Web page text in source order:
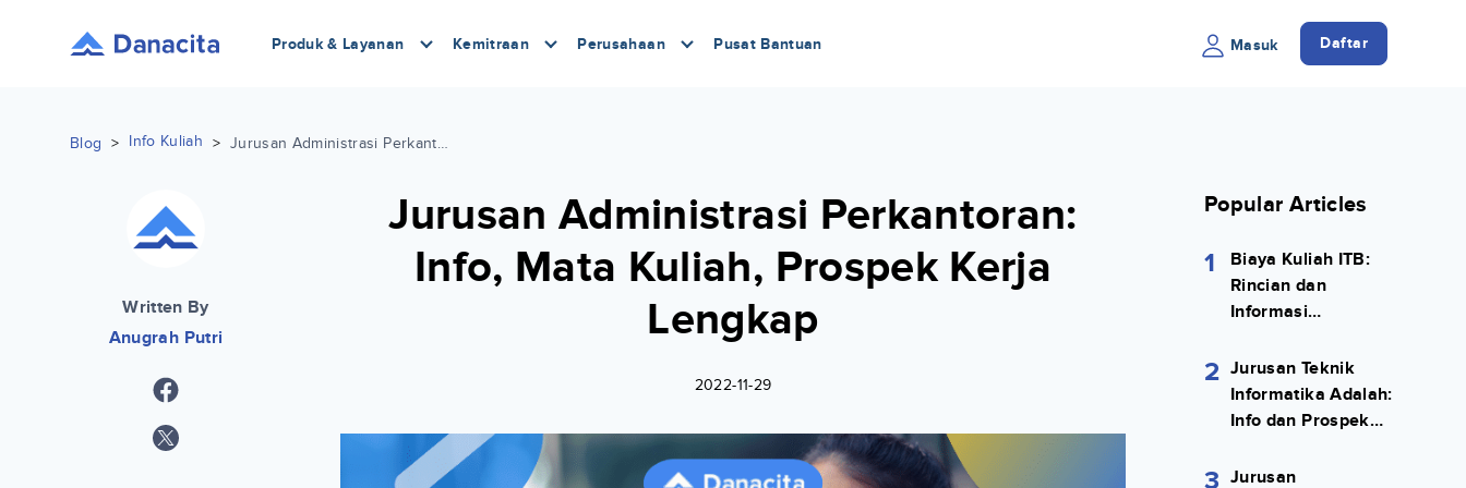
Produk & Layanan Kemitraan Perusahaan Pusat Bantuan Masuk Daftar
Blog > Info Kuliah > Jurusan Administrasi Perkantoran: Info, Mata Kuliah, Prospek Kerja Lengkap
Written By
Anugrah Putri
Jurusan Administrasi Perkantoran:
Info, Mata Kuliah, Prospek Kerja
Lengkap
2022-11-29
Popular Articles
1
Biaya Kuliah ITB:
Rincian dan
Informasi
2 Jurusan Teknik
Informatika Adalah:
Info dan Prospek
3 Jurusan